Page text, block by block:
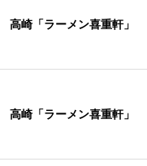
高崎「ラーメン喜重軒」
高崎「ラーメン喜重軒」